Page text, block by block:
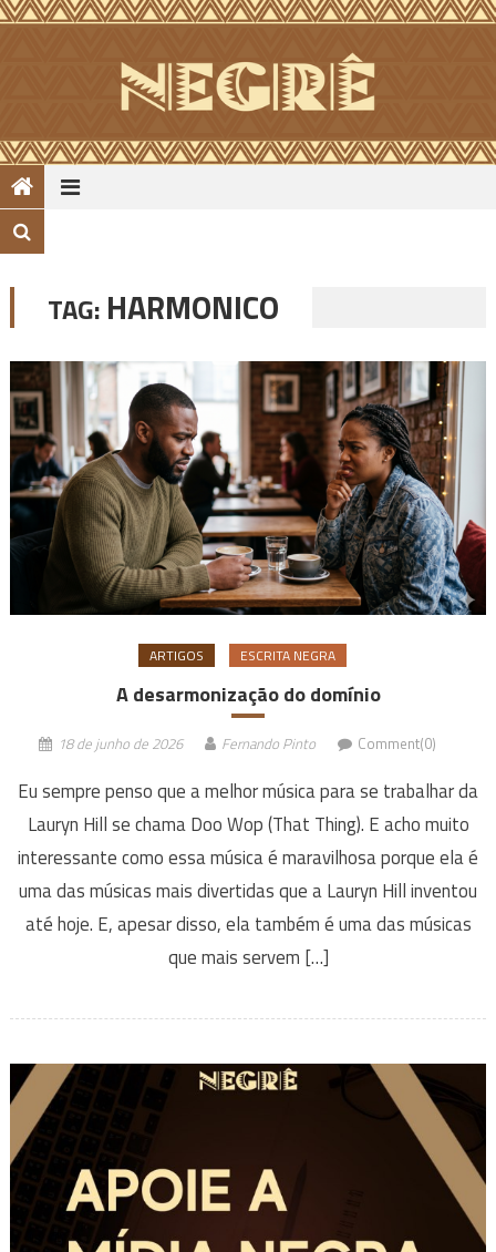
Skip
TAG: HARMONICO
ARTIGOS ESCRITA NEGRA
A desarmonização do domínio
18 de junho de 2026 Fernando Pinto Comment(0)
Eu sempre penso que a melhor música para se trabalhar da
Lauryn Hill se chama Doo Wop (That Thing). E acho muito
interessante como essa música é maravilhosa porque ela é
uma das músicas mais divertidas que a Lauryn Hill inventou
até hoje. E, apesar disso, ela também é uma das músicas
que mais servem […]